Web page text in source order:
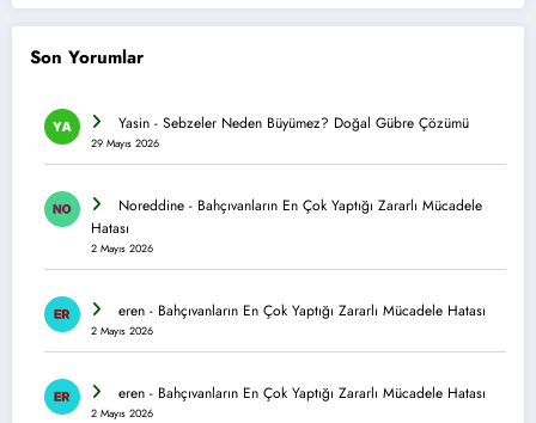
Son Yorumlar
Yasin - Sebzeler Neden Büyümez? Doğal Gübre Çözümü
29 Mayıs 2026
Noreddine - Bahçıvanların En Çok Yaptığı Zararlı Mücadele
Hatası
2 Mayıs 2026
eren - Bahçıvanların En Çok Yaptığı Zararlı Mücadele Hatası
2 Mayıs 2026
eren - Bahçıvanların En Çok Yaptığı Zararlı Mücadele Hatası
2 Mayıs 2026